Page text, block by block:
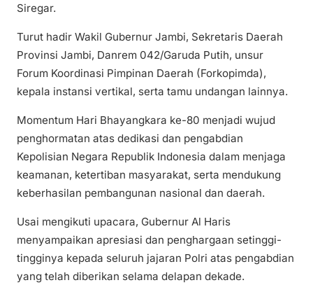
Siregar.
Turut hadir Wakil Gubernur Jambi, Sekretaris Daerah
Provinsi Jambi, Danrem 042/Garuda Putih, unsur
Forum Koordinasi Pimpinan Daerah (Forkopimda),
kepala instansi vertikal, serta tamu undangan lainnya.
Momentum Hari Bhayangkara ke-80 menjadi wujud
penghormatan atas dedikasi dan pengabdian
Kepolisian Negara Republik Indonesia dalam menjaga
keamanan, ketertiban masyarakat, serta mendukung
keberhasilan pembangunan nasional dan daerah.
Usai mengikuti upacara, Gubernur Al Haris
menyampaikan apresiasi dan penghargaan setinggi-
tingginya kepada seluruh jajaran Polri atas pengabdian
yang telah diberikan selama delapan dekade.